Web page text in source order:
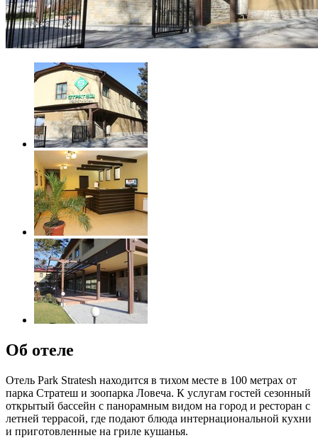
Об отеле
Отель Park Stratesh находится в тихом месте в 100 метрах от
парка Стратеш и зоопарка Ловеча. К услугам гостей сезонный
открытый бассейн с панорамным видом на город и ресторан с
летней террасой, где подают блюда интернациональной кухни
и приготовленные на гриле кушанья.